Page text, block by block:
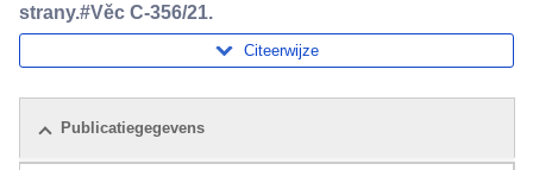
strany.#Věc C-356/21.
Citeerwijze
Publicatiegegevens